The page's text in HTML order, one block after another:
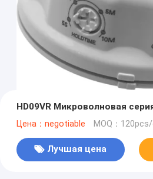
HD09VR Микроволновая
Цена：negotiable MOQ：
Лучшая цена